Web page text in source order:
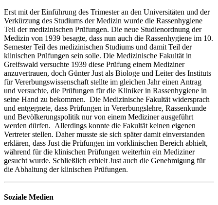
Erst mit der Einführung des Trimester an den Universitäten und der
Verkürzung des Studiums der Medizin wurde die Rassenhygiene
Teil der medizinischen Prüfungen. Die neue Studienordnung der
Medizin von 1939 besagte, dass nun auch die Rassenhygiene im 10.
Semester Teil des medizinischen Studiums und damit Teil der
klinischen Prüfungen sein solle. Die Medizinische Fakultät in
Greifswald versuchte 1939 diese Prüfung einem Mediziner
anzuvertrauen, doch Günter Just als Biologe und Leiter des Instituts
für Vererbungswissenschaft stellte im gleichen Jahr einen Antrag
und versuchte, die Prüfungen für die Kliniker in Rassenhygiene in
seine Hand zu bekommen. Die Medizinische Fakultät widersprach
und entgegnete, dass Prüfungen in Vererbungslehre, Rassenkunde
und Bevölkerungspolitik nur von einem Mediziner ausgeführt
werden dürfen. Allerdings konnte die Fakultät keinen eigenen
Vertreter stellen. Daher musste sie sich später damit einverstanden
erklären, dass Just die Prüfungen im vorklinischen Bereich abhielt,
während für die klinischen Prüfungen weiterhin ein Mediziner
gesucht wurde. Schließlich erhielt Just auch die Genehmigung für
die Abhaltung der klinischen Prüfungen.
Soziale Medien